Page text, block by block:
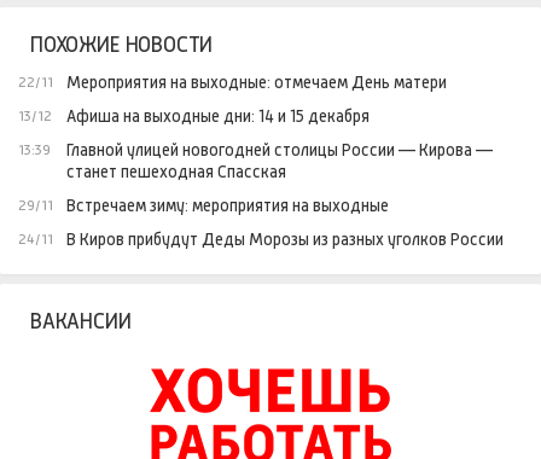
ПОХОЖИЕ НОВОСТИ
22/11 Мероприятия на выходные: отмечаем День матери
13/12 Афиша на выходные дни: 14 и 15 декабря
13:39
Главной улицей новогодней столицы России — Кирова —
станет пешеходная Спасская
29/11 Встречаем зиму: мероприятия на выходные
24/11 В Киров прибудут Деды Морозы из разных уголков России
ВАКАНСИИ